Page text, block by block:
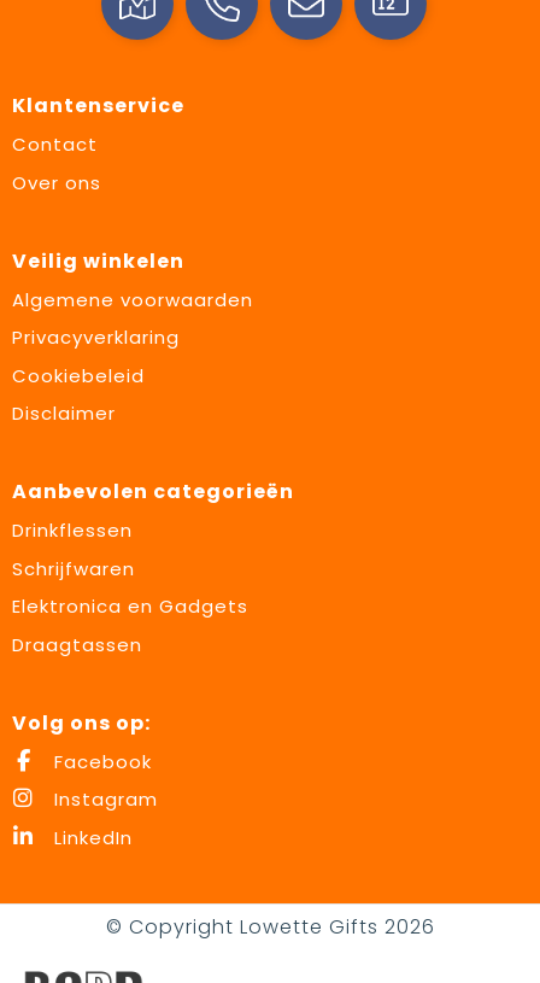
Klantenservice
Contact
Over ons
Veilig winkelen
Algemene voorwaarden
Privacyverklaring
Cookiebeleid
Disclaimer
Aanbevolen categorieën
Drinkflessen
Schrijfwaren
Elektronica en Gadgets
Draagtassen
Volg ons op:
Facebook
Instagram
LinkedIn
© Copyright Lowette Gifts 2026